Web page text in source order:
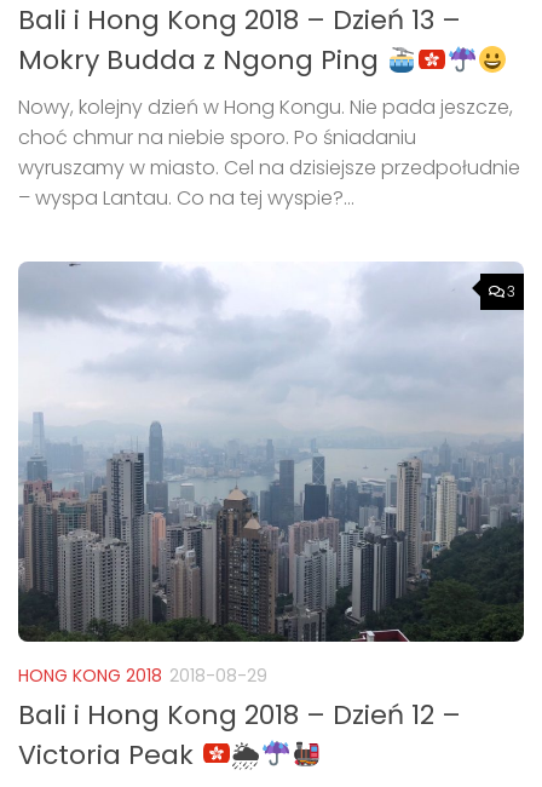
Bali i Hong Kong 2018 – Dzień 13 –
Mokry Budda z Ngong Ping
Nowy, kolejny dzień w Hong Kongu. Nie pada jeszcze,
choć chmur na niebie sporo. Po śniadaniu
wyruszamy w miasto. Cel na dzisiejsze przedpołudnie
– wyspa Lantau. Co na tej wyspie?...
3
HONG KONG 2018 2018-08-29
Bali i Hong Kong 2018 – Dzień 12 –
Victoria Peak
🌦